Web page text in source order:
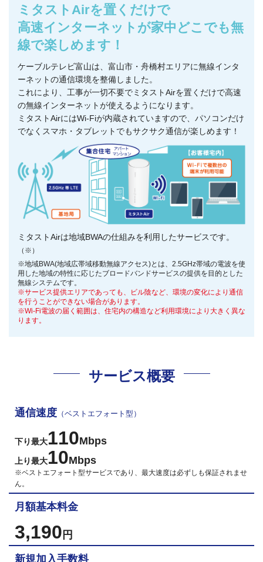
ミタストAirを置くだけで
高速インターネットが家中どこでも無
線で楽しめます！
ケーブルテレビ富山は、富山市・舟橋村エリアに無線インタ
ーネットの通信環境を整備しました。
これにより、工事が一切不要でミタストAirを置くだけで高速
の無線インターネットが使えるようになります。
ミタストAirにはWi-Fiが内蔵されていますので、パソコンだけ
でなくスマホ・タブレットでもサクサク通信が楽しめます！
ミタストAirは地域BWAの仕組みを利用したサービスです。
（※）
※地域BWA(地域広帯域移動無線アクセス)とは、2.5GHz帯域の電波を使
用した地域の特性に応じたブロードバンドサービスの提供を目的とした
無線システムです。
※サービス提供エリアであっても、ビル陰など、環境の変化により通信
を行うことができない場合があります。
※Wi-Fi電波の届く範囲は、住宅内の構造など利用環境により大きく異な
ります。
サービス概要
通信速度 （ベストエフォート型）
下り最大110Mbps
上り最大10Mbps
※ベストエフォート型サービスであり、最大速度は必ずしも保証されませ
ん。
月額基本料金
3,190 円
新規加入手数料